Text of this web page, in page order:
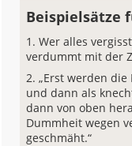
Beispielsätze
Wer alles
verdummt mit der
„Erst werden die
und dann als
dann von oben
Dummheit wegen
geschmäht.“